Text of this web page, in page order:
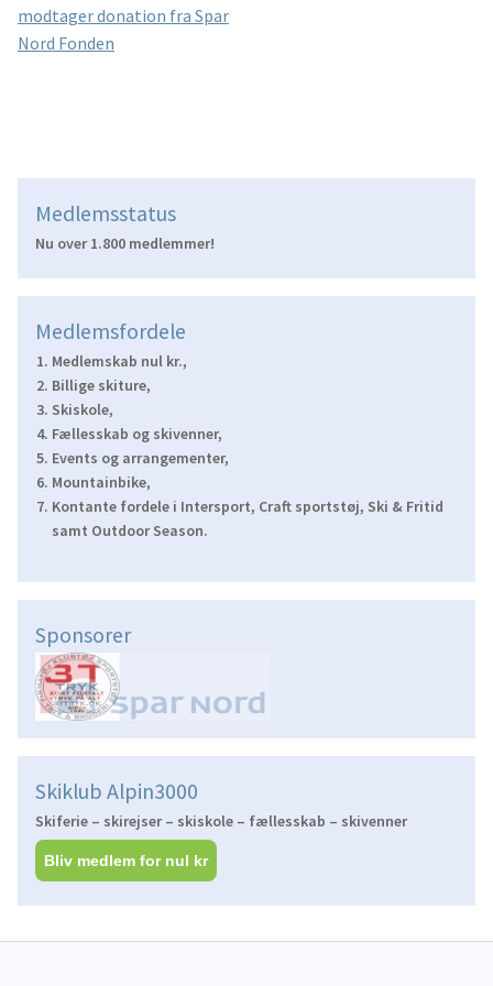
indlæg:
modtager donation fra Spar
Nord Fonden
Medlemsstatus
Nu over 1.800 medlemmer!
Medlemsfordele
Medlemskab nul kr.,
Billige skiture,
Skiskole,
Fællesskab og skivenner,
Events og arrangementer,
Mountainbike,
Kontante fordele i Intersport, Craft sportstøj, Ski & Fritid
samt Outdoor Season.
Sponsorer
Skiklub Alpin3000
Skiferie – skirejser – skiskole – fællesskab – skivenner
Bliv medlem for nul kr